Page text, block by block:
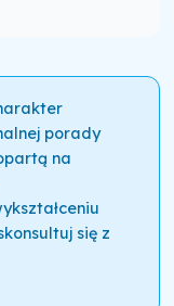
porady
na
się z